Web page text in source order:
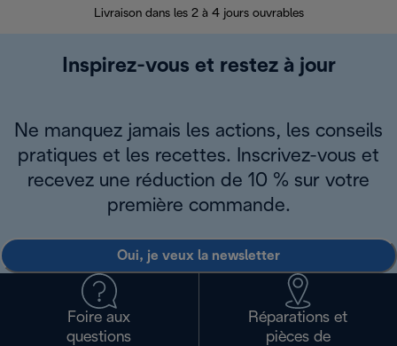
Livraison dans les 2 à 4 jours ouvrables
Inspirez-vous et restez à jour
Ne manquez jamais les actions, les conseils
pratiques et les recettes. Inscrivez-vous et
recevez une réduction de 10 % sur votre
première commande.
Oui, je veux la newsletter
Foire aux
questions
Réparations et
pièces de